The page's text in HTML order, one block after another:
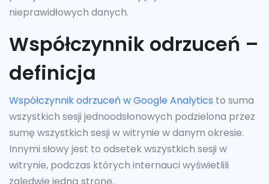
nieprawidłowych danych.
Współczynnik odrzuceń –
definicja
Współczynnik odrzuceń w Google Analytics to suma
wszystkich sesji jednoodsłonowych podzielona przez
sumę wszystkich sesji w witrynie w danym okresie.
Innymi słowy jest to odsetek wszystkich sesji w
witrynie, podczas których internauci wyświetlili